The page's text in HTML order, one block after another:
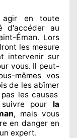
en toute
d'accéder au
Éman. Lors
les mesure
intervenir sur
vous. Il peut-
mêmes vos
de les abîmer
pas les causes
pour la
, mais vous
en danger en
expert.